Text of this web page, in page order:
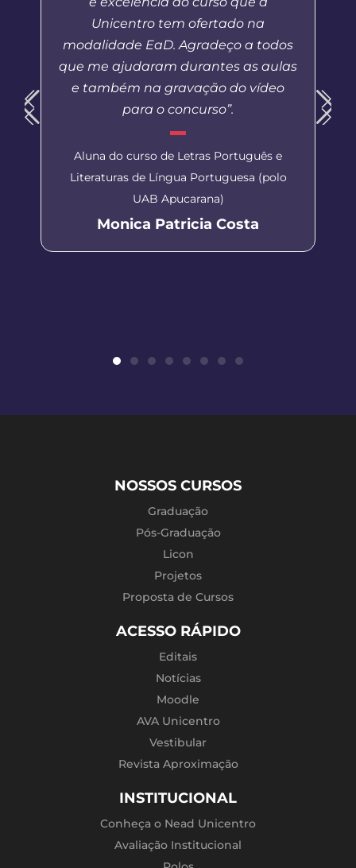
Unicentro tem ofertado na
modalidade EaD. Agradeço a todos
que me ajudaram durantes as aulas
e também na gravação do vídeo
para o concurso”.
Aluna do curso de Letras Português e
Literaturas de Língua Portuguesa (polo
UAB Apucarana)
Monica Patricia Costa
NOSSOS CURSOS
Graduação
Pós-Graduação
Licon
Projetos
Proposta de Cursos
ACESSO RÁPIDO
Editais
Notícias
Moodle
AVA Unicentro
Vestibular
Revista Aproximação
INSTITUCIONAL
Conheça o Nead Unicentro
Avaliação Institucional